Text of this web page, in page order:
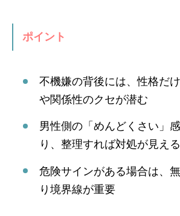
ポイント
不機嫌の背後には、性格だ
や関係性のクセが潜む
男性側の「めんどくさい」
り、整理すれば対処が見える
危険サインがある場合は、
り境界線が重要